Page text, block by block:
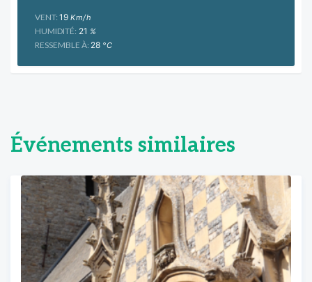
VENT: 19 Km/h
HUMIDITÉ: 21 %
RESSEMBLE À: 28 °C
Événements similaires